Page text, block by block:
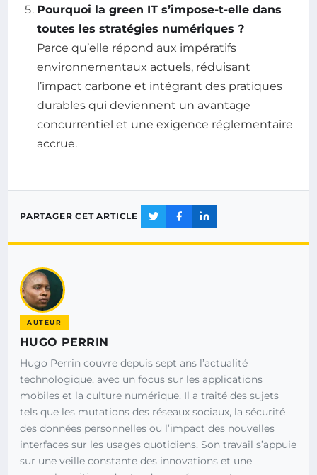
Pourquoi la green IT s’impose-t-elle dans
toutes les stratégies numériques ?
Parce qu’elle répond aux impératifs
environnementaux actuels, réduisant
l’impact carbone et intégrant des pratiques
durables qui deviennent un avantage
concurrentiel et une exigence réglementaire
accrue.
PARTAGER CET ARTICLE
AUTEUR
HUGO PERRIN
Hugo Perrin couvre depuis sept ans l’actualité
technologique, avec un focus sur les applications
mobiles et la culture numérique. Il a traité des sujets
tels que les mutations des réseaux sociaux, la sécurité
des données personnelles ou l’impact des nouvelles
interfaces sur les usages quotidiens. Son travail s’appuie
sur une veille constante des innovations et une